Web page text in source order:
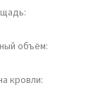
объём:
кровли: